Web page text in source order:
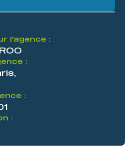
l'agence :
:
:
: